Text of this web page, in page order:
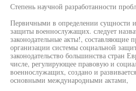
Степень научной разработанности
Первичными в определении сущности
защиты военнослужащих. следует
законодательные акты!, составляющие
организации системы социальной
законодательство большинства стран
числе, регулирующее правовую и
военнослужащих, создано и
основными международными актами,